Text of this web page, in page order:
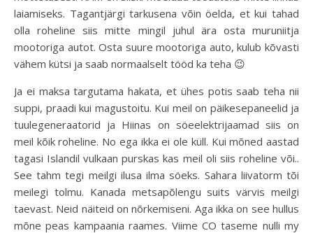
laiamiseks. Tagantjärgi tarkusena võin öelda, et kui tahad
olla roheline siis mitte mingil juhul ära osta muruniitja
mootoriga autot. Osta suure mootoriga auto, kulub kõvasti
vähem kütsi ja saab normaalselt tööd ka teha 😉
Ja ei maksa targutama hakata, et ühes potis saab teha nii
suppi, praadi kui magustoitu. Kui meil on päikesepaneelid ja
tuulegeneraatorid ja Hiinas on söeelektrijaamad siis on
meil kõik roheline. No ega ikka ei ole küll. Kui mõned aastad
tagasi Islandil vulkaan purskas kas meil oli siis roheline või..
See tahm tegi meilgi ilusa ilma söeks. Sahara liivatorm tõi
meilegi tolmu. Kanada metsapõlengu suits värvis meilgi
taevast. Neid näiteid on nõrkemiseni. Aga ikka on see hullus
mõne peas kampaania raames. Viime CO taseme nulli my